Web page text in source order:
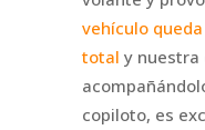
vehículo
total y nuestra
copiloto, es